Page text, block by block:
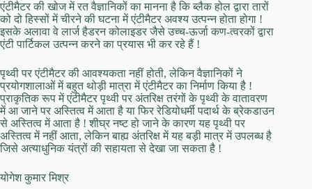
एंटीमैटर की खोज में रत वैज्ञानिकों का मानना है कि ब्लैक होल द्वारा तारों
को दो हिस्सों में चीरने की घटना में एंटीमैटर अवश्य उत्पन्न होता होगा !
इसके अलावा वे लार्ज हैडरन कोलाइडर जैसे उच्च-ऊर्जा कण-त्वरकों द्वारा
एंटी पार्टिकल उत्पन्न करने का प्रयास भी कर रहे हैं !
पृथ्वी पर एंटीमैटर की आवश्यकता नहीं होती, लेकिन वैज्ञानिकों ने
प्रयोगशालाओं में बहुत थोड़ी मात्रा में एंटीमैटर का निर्माण किया है !
प्राकृतिक रूप में एंटीमैटर पृथ्वी पर अंतरिक्ष तरंगों के पृथ्वी के वातावरण
में आ जाने पर अस्तित्व में आता है या फिर रेडियोधर्मी पदार्थ के ब्रेकडाउन
से अस्तित्व में आता है ! शीघ्र नष्ट हो जाने के कारण यह पृथ्वी पर
अस्तित्व में नहीं आता, लेकिन बाह्य अंतरिक्ष में यह बड़ी मात्र में उपलब्ध है
जिसे अत्याधुनिक यंत्रों की सहायता से देखा जा सकता है !
योगेश कुमार मिश्र